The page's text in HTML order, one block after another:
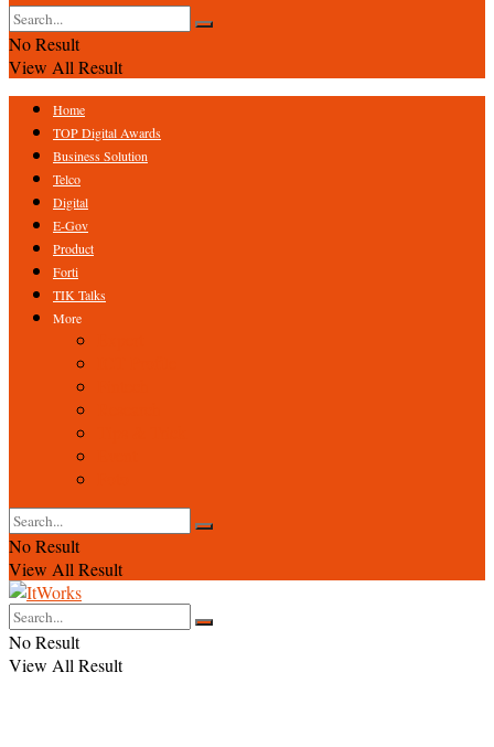
No Result
View All Result
Home
TOP Digital Awards
Business Solution
Telco
Digital
E-Gov
Product
Forti
TIK Talks
More
No Result
View All Result
No Result
View All Result